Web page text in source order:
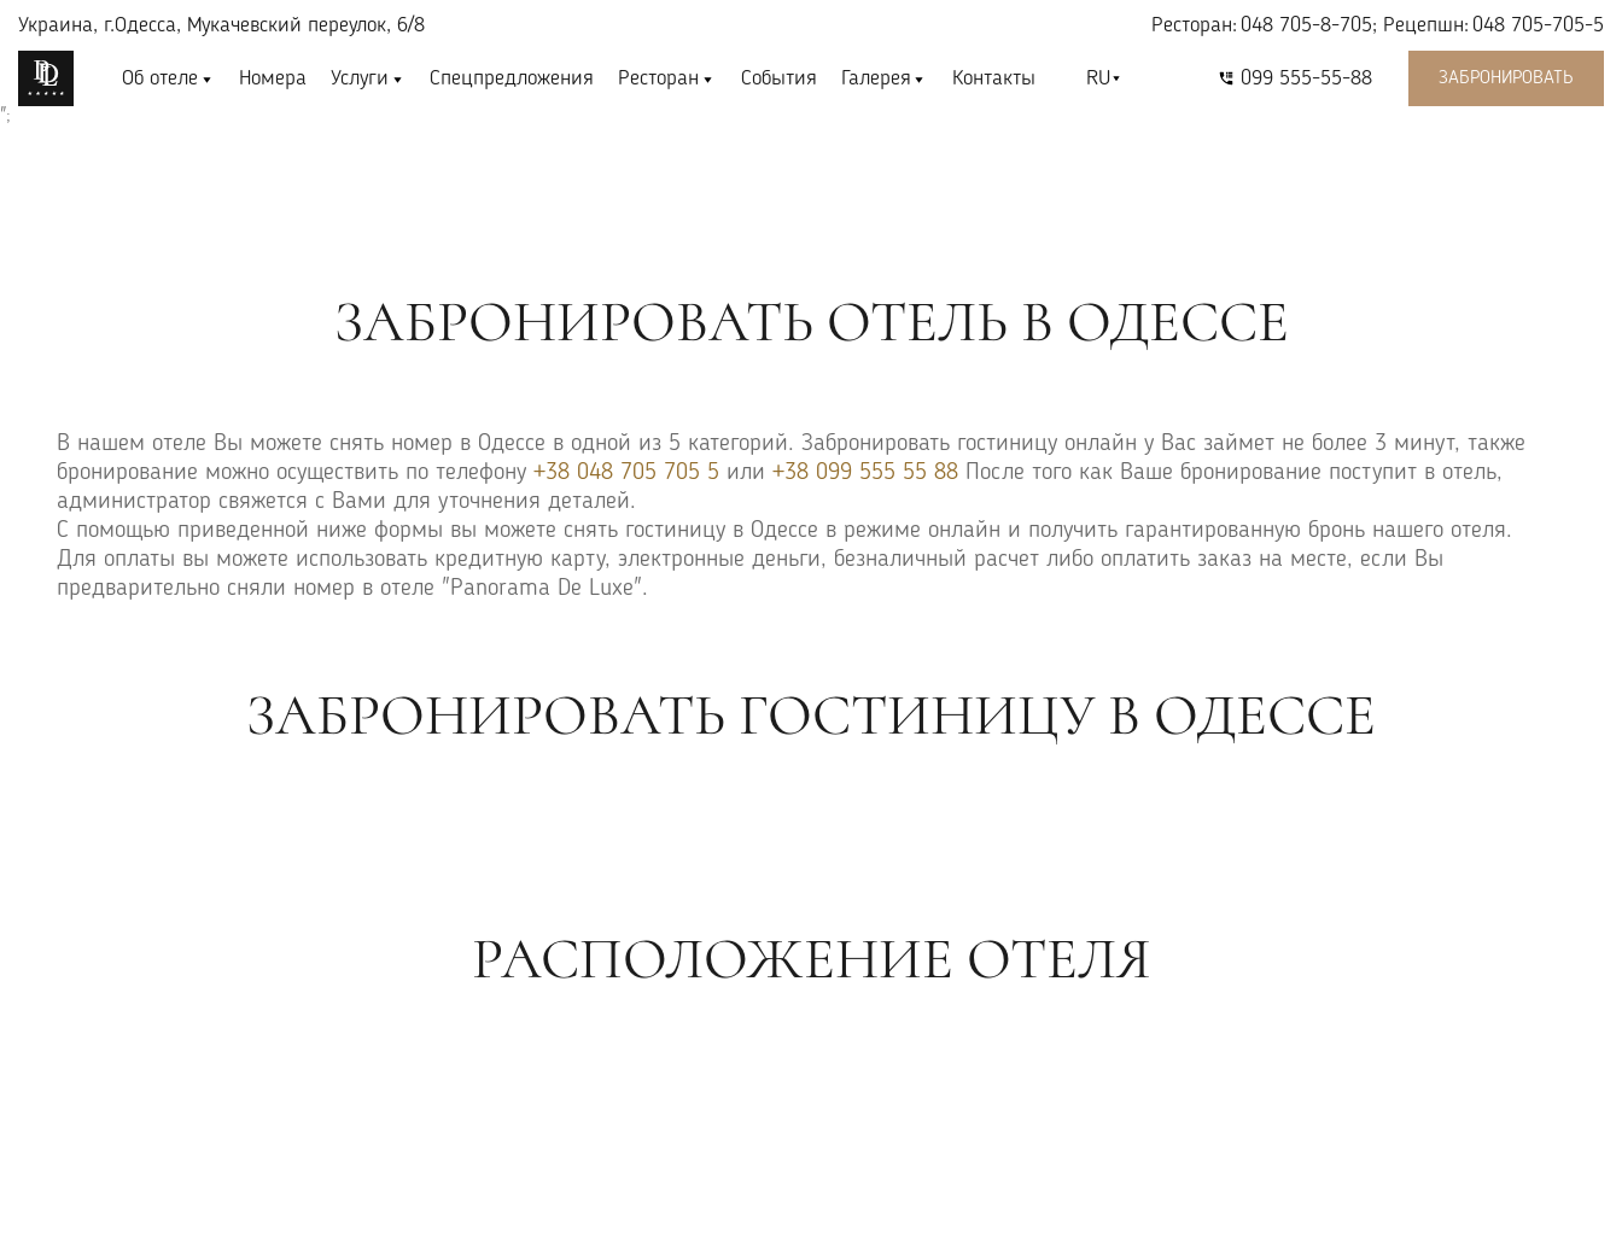
";
Украина, г.Одесса, Мукачевский переулок, 6/8 Ресторан: 048 705-8-705; Рецепшн: 048 705-705-5
Об отеле Номера Услуги Спецпредложения Ресторан События Галерея Контакты RU 099 555-55-88 ЗАБРОНИРОВАТЬ
ЗАБРОНИРОВАТЬ ОТЕЛЬ В ОДЕССЕ
В нашем отеле Вы можете снять номер в Одессе в одной из 5 категорий. Забронировать гостиницу онлайн у Вас займет не более 3 минут, также
бронирование можно осуществить по телефону +38 048 705 705 5 или +38 099 555 55 88 После того как Ваше бронирование поступит в отель,
администратор свяжется с Вами для уточнения деталей.
С помощью приведенной ниже формы вы можете снять гостиницу в Одессе в режиме онлайн и получить гарантированную бронь нашего отеля.
Для оплаты вы можете использовать кредитную карту, электронные деньги, безналичный расчет либо оплатить заказ на месте, если Вы
предварительно сняли номер в отеле "Panorama De Luxe".
ЗАБРОНИРОВАТЬ ГОСТИНИЦУ В ОДЕССЕ
РАСПОЛОЖЕНИЕ ОТЕЛЯ